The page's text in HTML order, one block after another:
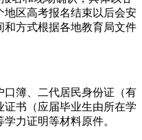
区高考报名结束以后会安
方式根据各地教育局文件
簿、二代居民身份证（有
证书（应届毕业生由所在学
力证明等材料原件。